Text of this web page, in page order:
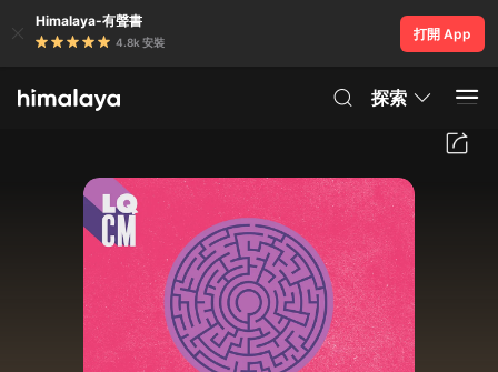
Himalaya-有聲書
4.8k 安裝
打開 App
探索